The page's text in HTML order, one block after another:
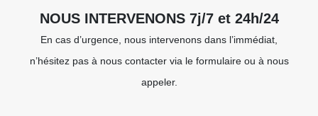
NOUS INTERVENONS 7j/7 et 24h/24
En cas d’urgence, nous intervenons dans l’immédiat,
n’hésitez pas à nous contacter via le formulaire ou à nous
appeler.